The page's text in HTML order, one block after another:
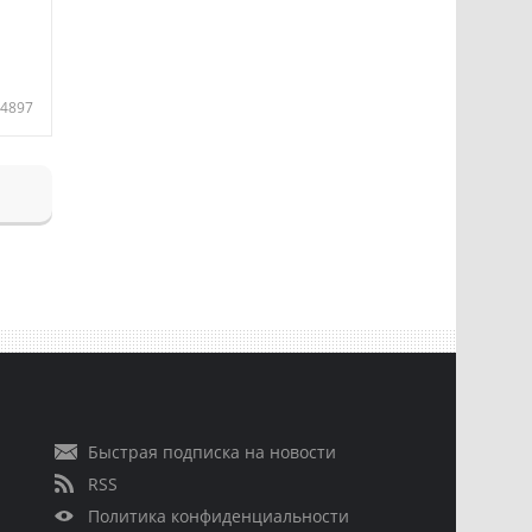
4897
Быстрая подписка на новости
RSS
Политика конфиденциальности